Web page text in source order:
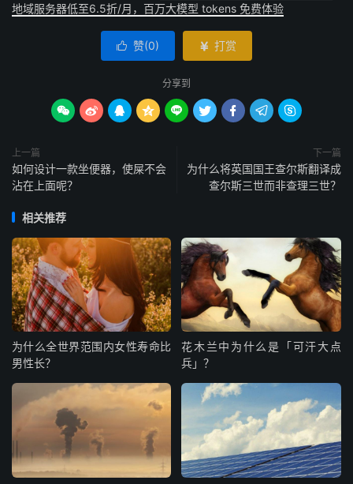
地域服务器低至6.5折/月，百万大模型 tokens 免费体验
 赞(0)  打赏
分享到
        
上一篇
如何设计一款坐便器，使屎不会
沾在上面呢？
下一篇
为什么将英国国王查尔斯翻译成
查尔斯三世而非查理三世？
相关推荐
为什么全世界范围内女性寿命比
男性长？
花木兰中为什么是「可汗大点
兵」？